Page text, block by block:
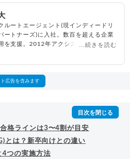
ルートエージェント(現インディードリ
ートナーズ)に入社。数百を超える企業
を支援。2012年アクシス(株)設立、代
職エージェント
...続きを読む
広告を含みます
格ラインは3〜4割が目安
とは？新卒向けとの違い
4つの実施方法